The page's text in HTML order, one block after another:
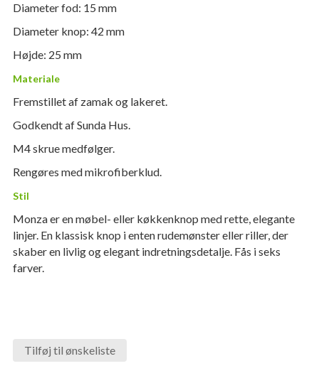
Diameter fod: 15 mm
Diameter knop: 42 mm
Højde: 25 mm
Materiale
Fremstillet af zamak og lakeret.
Godkendt af Sunda Hus.
M4 skrue medfølger.
Rengøres med mikrofiberklud.
Stil
Monza er en møbel- eller køkkenknop med rette, elegante
linjer. En klassisk knop i enten rudemønster eller riller, der
skaber en livlig og elegant indretningsdetalje. Fås i seks
farver.
Tilføj til ønskeliste